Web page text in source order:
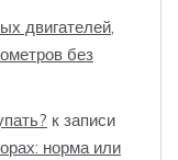
двигателей,
без
к записи
норма или